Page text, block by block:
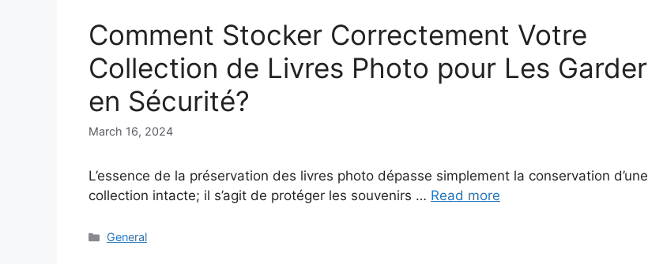
Comment Stocker Correctement Votre
Collection de Livres Photo pour Les Garder
en Sécurité?
March 16, 2024
L’essence de la préservation des livres photo dépasse simplement la conservation d’une
collection intacte; il s’agit de protéger les souvenirs … Read more
Categories
General